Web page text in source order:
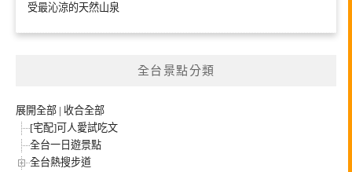
受最沁涼的天然山泉
全台景點分類
展開全部 | 收合全部
[宅配]可人愛試吃文
全台一日遊景點
全台熱搜步道